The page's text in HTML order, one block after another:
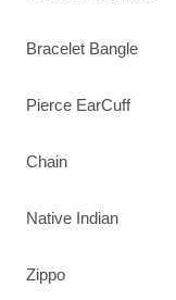
Bracelet Bangle
Pierce EarCuff
Chain
Native Indian
Zippo